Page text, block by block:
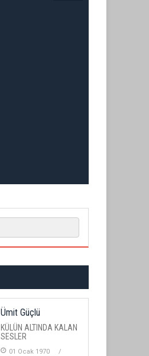
Ümit Güçlü
KÜLÜN ALTINDA KALAN
SESLER
01 Ocak 1970